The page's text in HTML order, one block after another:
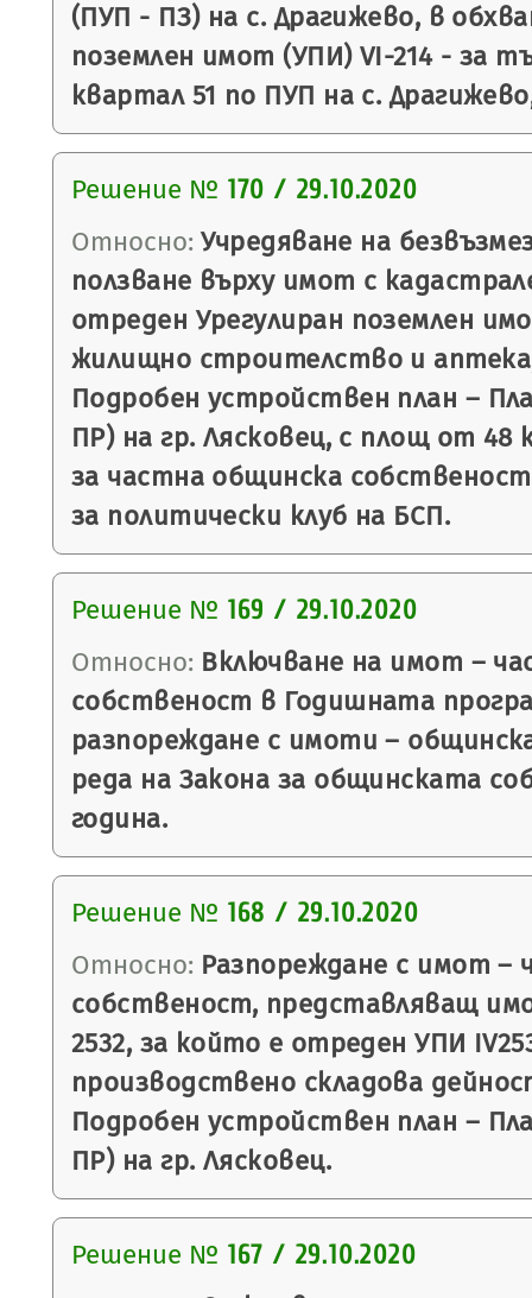
(ПУП - ПЗ) на с. Драгижево, в
поземлен имот (УПИ) VI-214 - за
квартал 51 по ПУП на с.
Решение № 170 / 29.10.2020
Относно: Учредяване на
ползване върху имот с
отреден Урегулиран поземлен
жилищно строителство и
Подробен устройствен план –
ПР) на гр. Лясковец, с площ от 48
за частна общинска
за политически клуб на БСП.
Решение № 169 / 29.10.2020
Относно: Включване на имот –
собственост в Годишната
разпореждане с имоти –
реда на Закона за общинската
година.
Решение № 168 / 29.10.2020
Относно: Разпореждане с имот –
собственост, представляващ
2532, за който е отреден УПИ
производствено складова
Подробен устройствен план –
ПР) на гр. Лясковец.
Решение № 167 / 29.10.2020